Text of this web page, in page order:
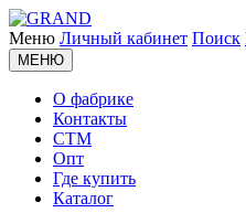
Меню Личный кабинет Поиск
МЕНЮ
О фабрике
Контакты
СТМ
Опт
Где купить
Каталог